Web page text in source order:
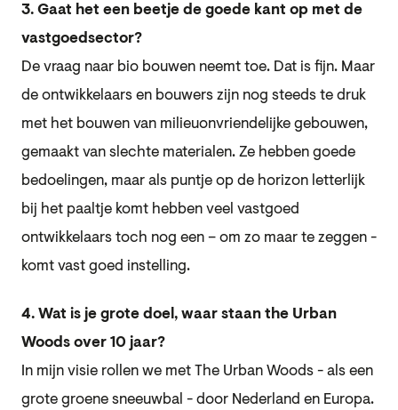
3. Gaat het een beetje de goede kant op met de
vastgoedsector?
De vraag naar bio bouwen neemt toe. Dat is fijn. Maar
de ontwikkelaars en bouwers zijn nog steeds te druk
met het bouwen van milieuonvriendelijke gebouwen,
gemaakt van slechte materialen. Ze hebben goede
bedoelingen, maar als puntje op de horizon letterlijk
bij het paaltje komt hebben veel vastgoed
ontwikkelaars toch nog een – om zo maar te zeggen -
komt vast goed instelling.
4. Wat is je grote doel, waar staan the Urban
Woods over 10 jaar?
In mijn visie rollen we met The Urban Woods - als een
grote groene sneeuwbal - door Nederland en Europa.